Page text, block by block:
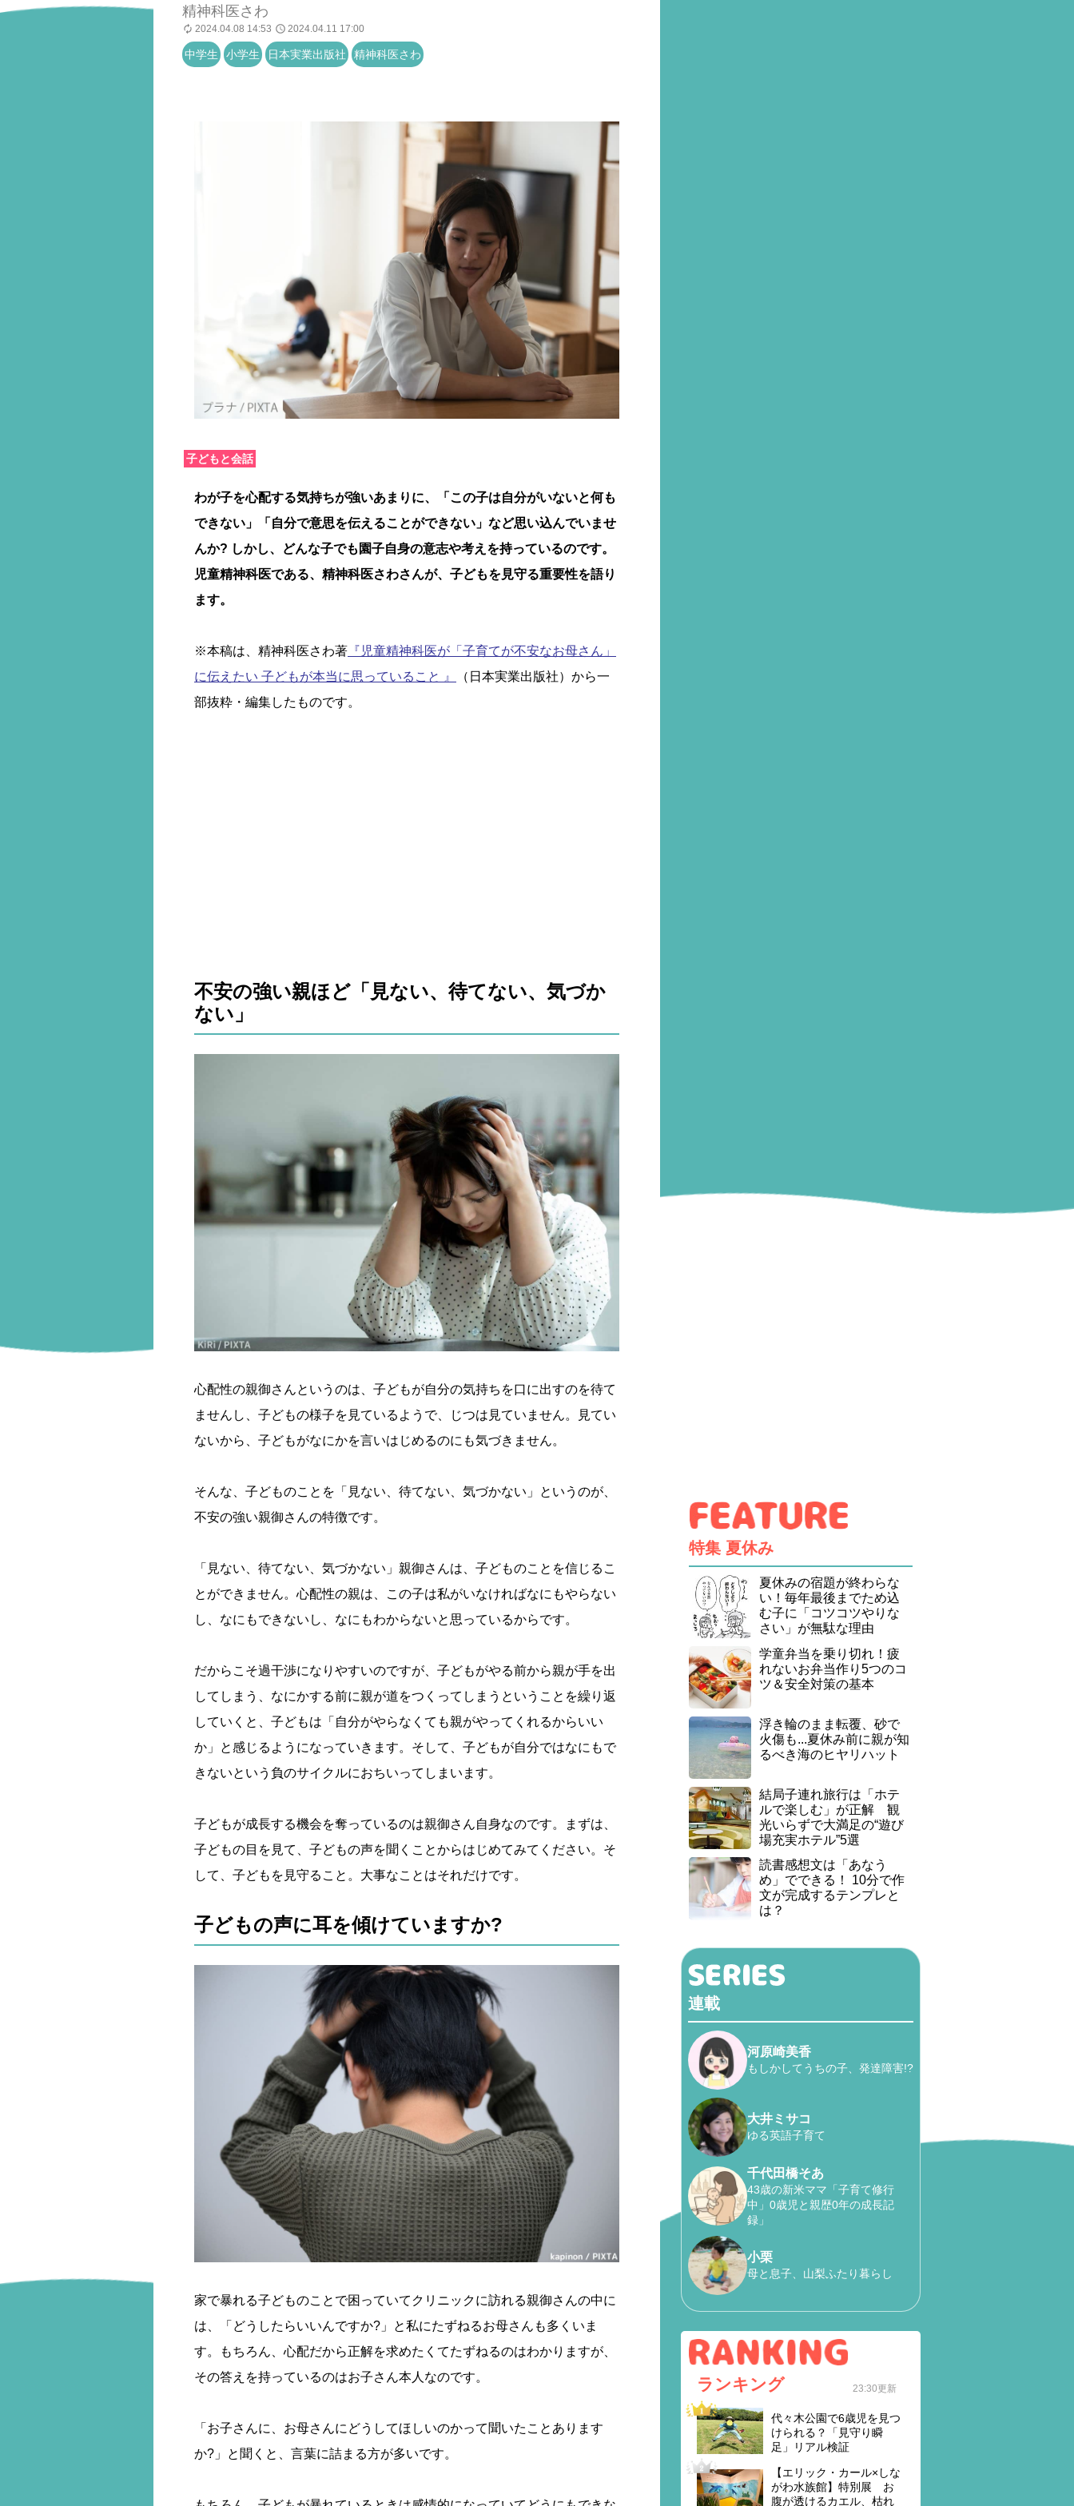
精神科医さわ
2024.04.08 14:53 2024.04.11 17:00
中学生 小学生 日本実業出版社 精神科医さわ
子どもと会話
わが子を心配する気持ちが強いあまりに、「この子は自分がいないと何も
できない」「自分で意思を伝えることができない」など思い込んでいませ
んか? しかし、どんな子でも園子自身の意志や考えを持っているのです。
児童精神科医である、精神科医さわさんが、子どもを見守る重要性を語り
ます。
※本稿は、精神科医さわ著 『児童精神科医が「子育てが不安なお母さん」
に伝えたい 子どもが本当に思っていること 』
（日本実業出版社）から一
部抜粋・編集したものです。
不安の強い親ほど「見ない、待てない、気づか
ない」
心配性の親御さんというのは、子どもが自分の気持ちを口に出すのを待て
ませんし、子どもの様子を見ているようで、じつは見ていません。見てい
ないから、子どもがなにかを言いはじめるのにも気づきません。
そんな、子どものことを「見ない、待てない、気づかない」というのが、
不安の強い親御さんの特徴です。
「見ない、待てない、気づかない」親御さんは、子どものことを信じるこ
とができません。心配性の親は、この子は私がいなければなにもやらない
し、なにもできないし、なにもわからないと思っているからです。
だからこそ過干渉になりやすいのですが、子どもがやる前から親が手を出
してしまう、なにかする前に親が道をつくってしまうということを繰り返
していくと、子どもは「自分がやらなくても親がやってくれるからいい
か」と感じるようになっていきます。そして、子どもが自分ではなにもで
きないという負のサイクルにおちいってしまいます。
子どもが成長する機会を奪っているのは親御さん自身なのです。まずは、
子どもの目を見て、子どもの声を聞くことからはじめてみてください。そ
して、子どもを見守ること。大事なことはそれだけです。
子どもの声に耳を傾けていますか?
家で暴れる子どものことで困っていてクリニックに訪れる親御さんの中に
は、「どうしたらいいんですか?」と私にたずねるお母さんも多くいま
す。もちろん、心配だから正解を求めたくてたずねるのはわかりますが、
その答えを持っているのはお子さん本人なのです。
「お子さんに、お母さんにどうしてほしいのかって聞いたことあります
か?」と聞くと、言葉に詰まる方が多いです。
特集 夏休み
夏休みの宿題が終わらな
い！毎年最後までため込
む子に「コツコツやりな
さい」が無駄な理由
学童弁当を乗り切れ！疲
れないお弁当作り5つのコ
ツ＆安全対策の基本
浮き輪のまま転覆、砂で
火傷も...夏休み前に親が知
るべき海のヒヤリハット
結局子連れ旅行は「ホテ
ルで楽しむ」が正解 観
光いらずで大満足の“遊び
場充実ホテル”5選
読書感想文は「あなう
め」でできる！ 10分で作
文が完成するテンプレと
は？
連載
河原崎美香
もしかしてうちの子、発達障害!?
大井ミサコ
ゆる英語子育て
千代田橋そあ
43歳の新米ママ「子育て修行
中」0歳児と親歴0年の成長記
録」
小栗
母と息子、山梨ふたり暮らし
ランキング 23:30更新
代々木公園で6歳児を見つ
けられる？「見守り瞬
足」リアル検証
【エリック・カール×しな
がわ水族館】特別展 お
腹が透けるカエル、枯れ